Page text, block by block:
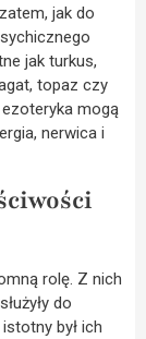
jak do
jak turkus,
topaz czy
mogą
nerwica i
rolę. Z nich
do
był ich